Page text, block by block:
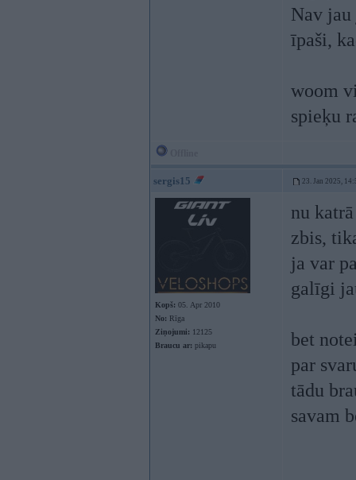
Nav jau
īpaši,
woom
spieķu
sergis15 23. Jan 2025,
Kopš: 05. Apr 2010
No: Rīga
Ziņojumi: 12125
Braucu ar: pikapu
nu
zbis,
ja var
galīgi
bet
par
tādu
savam